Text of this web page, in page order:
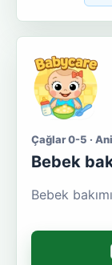
Çağlar 0-5 ·
Bebek
Bebek